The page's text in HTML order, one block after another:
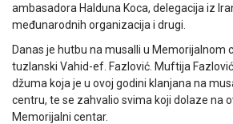
ambasadora Halduna Koca, delegacija iz
međunarodnih organizacija i drugi.
Danas je hutbu na musalli u Memorijalnom
tuzlanski Vahid-ef. Fazlović. Muftija
džuma koja je u ovoj godini klanjana na
centru, te se zahvalio svima koji dolaze na
Memorijalni centar.